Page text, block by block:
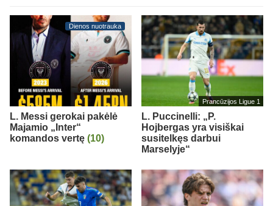
Dienos nuotrauka
L. Messi gerokai pakėlė
Majamio „Inter“
komandos vertę (10)
Prancūzijos Ligue 1
L. Puccinelli: „P.
Hojbergas yra visiškai
susitelkęs darbui
Marselyje“